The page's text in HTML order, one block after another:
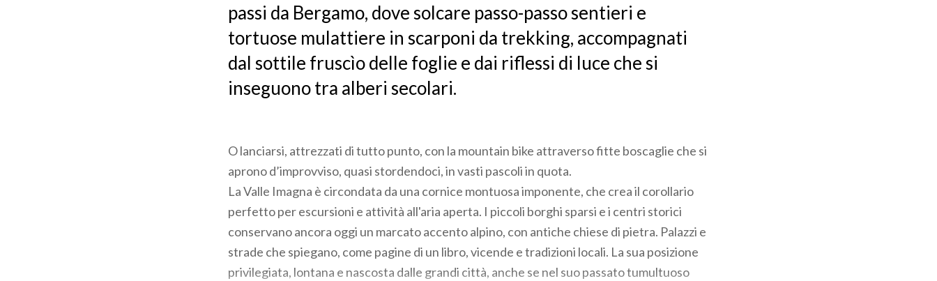
passi da Bergamo, dove solcare passo-passo sentieri e
tortuose mulattiere in scarponi da trekking, accompagnati
dal sottile fruscìo delle foglie e dai riflessi di luce che si
inseguono tra alberi secolari.
O lanciarsi, attrezzati di tutto punto, con la mountain bike attraverso fitte boscaglie che si
aprono d’improvviso, quasi stordendoci, in vasti pascoli in quota.
La Valle Imagna è circondata da una cornice montuosa imponente, che crea il corollario
perfetto per escursioni e attività all'aria aperta. I piccoli borghi sparsi e i centri storici
conservano ancora oggi un marcato accento alpino, con antiche chiese di pietra. Palazzi e
strade che spiegano, come pagine di un libro, vicende e tradizioni locali. La sua posizione
privilegiata, lontana e nascosta dalle grandi città, anche se nel suo passato tumultuoso